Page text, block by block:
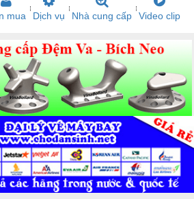
mua Dịch vụ Nhà cung cấp Video clip